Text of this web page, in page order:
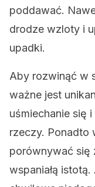
poddawać.
drodze wzloty i
upadki.
Aby rozwinąć w
ważne jest
uśmiechanie się
rzeczy. Ponadto
porównywać się
wspaniałą